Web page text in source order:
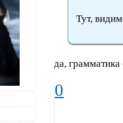
Тут,
да, грамматика
0